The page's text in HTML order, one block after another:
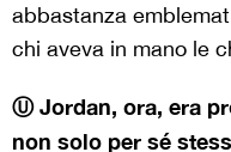
abbastanza
chi aveva in mano le
Ⓤ Jordan, ora, era
non solo per sé